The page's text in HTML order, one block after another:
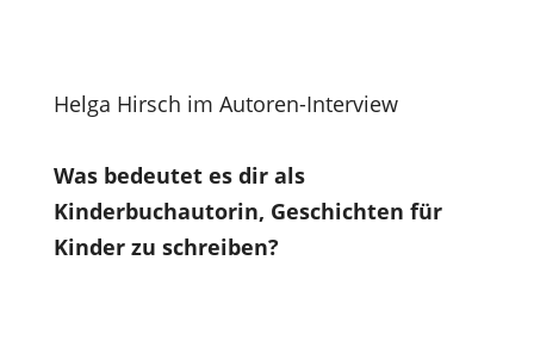
Helga Hirsch im Autoren-Interview
Was bedeutet es dir als
Kinderbuchautorin, Geschichten für
Kinder zu schreiben?